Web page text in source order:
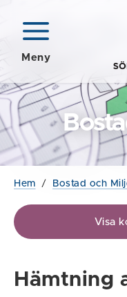
Meny
Hem / Bostad och
Visa
Hämtning